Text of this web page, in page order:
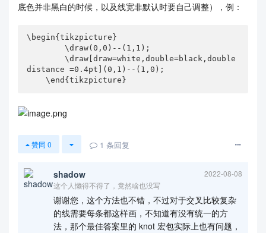
底色并非黑白的时候，以及线宽非默认时要自己调整），例：
\begin{tikzpicture}
        \draw(0,0)--(1,1);
        \draw[draw=white,double=black,double
distance =0.4pt](0,1)--(1,0);
    \end{tikzpicture}
赞同 0 1 条回复
shadow
2022-08-08
这个人懒得不得了，竟然啥也没写
谢谢您，这个方法也不错，不过对于交叉比较复杂
的线需要每条都这样画，不知道有没有统一的方
法，那个最佳答案里的 knot 宏包实际上也有问题，